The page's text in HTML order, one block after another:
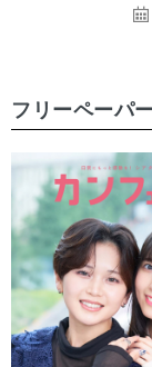
フリーペーパ